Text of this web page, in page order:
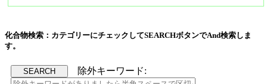
化合物検索：カテゴリーにチェックしてSEARCHボタンでAnd検索しま
す。
除外キーワード: